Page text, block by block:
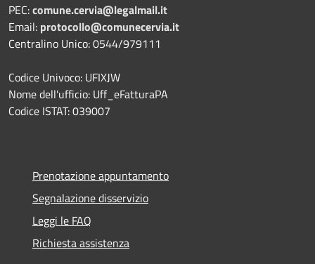
PEC:comune.cervia@legalmail.it
Email: protocollo@comunecervia.it
Centralino Unico: 0544/979111
Codice Univoco: UFIXJW
Nome dell'ufficio: Uff_eFatturaPA
Codice ISTAT: 039007
Prenotazione appuntamento
Segnalazione disservizio
Leggi le FAQ
Richiesta assistenza